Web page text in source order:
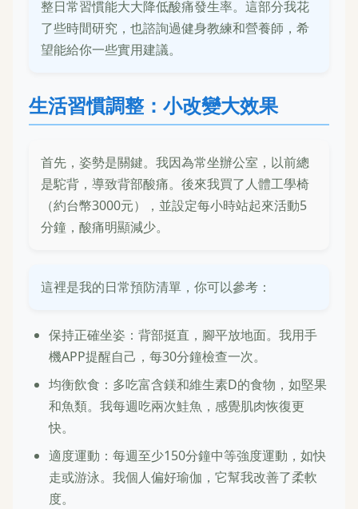
整日常習慣能大大降低酸痛發生率。這部分我花
了些時間研究，也諮詢過健身教練和營養師，希
望能給你一些實用建議。
生活習慣調整：小改變大效果
首先，姿勢是關鍵。我因為常坐辦公室，以前總
是駝背，導致背部酸痛。後來我買了人體工學椅
（約台幣3000元），並設定每小時站起來活動5
分鐘，酸痛明顯減少。
這裡是我的日常預防清單，你可以參考：
保持正確坐姿：背部挺直，腳平放地面。我用手
機APP提醒自己，每30分鐘檢查一次。
均衡飲食：多吃富含鎂和維生素D的食物，如堅果
和魚類。我每週吃兩次鮭魚，感覺肌肉恢復更
快。
適度運動：每週至少150分鐘中等強度運動，如快
走或游泳。我個人偏好瑜伽，它幫我改善了柔軟
度。